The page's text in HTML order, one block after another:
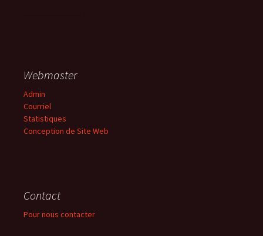
Webmaster
Admin
Courriel
Statistiques
Conception de Site Web
Contact
Pour nous contacter